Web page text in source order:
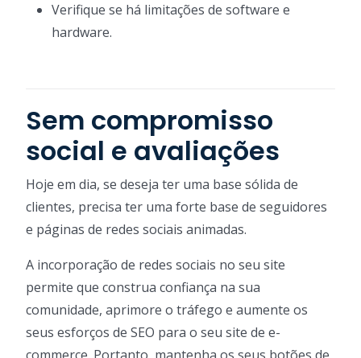
Verifique se há limitações de software e
hardware.
Sem compromisso
social e avaliações
Hoje em dia, se deseja ter uma base sólida de
clientes, precisa ter uma forte base de seguidores
e páginas de redes sociais animadas.
A incorporação de redes sociais no seu site
permite que construa confiança na sua
comunidade, aprimore o tráfego e aumente os
seus esforços de SEO para o seu site de e-